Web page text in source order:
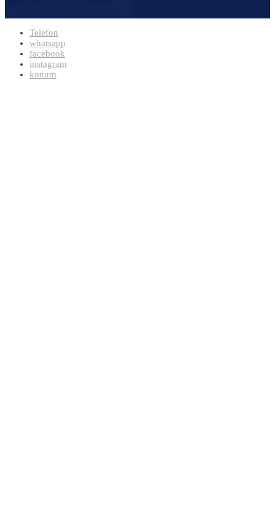
Telefon
whatsapp
facebook
instagram
konum